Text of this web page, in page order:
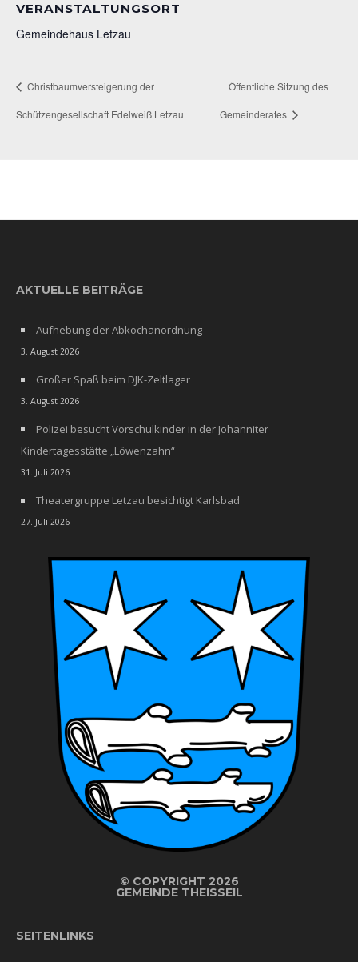
VERANSTALTUNGSORT
Gemeindehaus Letzau
Christbaumversteigerung der
Schützengesellschaft Edelweiß Letzau
Öffentliche Sitzung des
Gemeinderates
AKTUELLE BEITRÄGE
Aufhebung der Abkochanordnung
3. August 2026
Großer Spaß beim DJK-Zeltlager
3. August 2026
Polizei besucht Vorschulkinder in der Johanniter
Kindertagesstätte „Löwenzahn“
31. Juli 2026
Theatergruppe Letzau besichtigt Karlsbad
27. Juli 2026
© COPYRIGHT 2026
GEMEINDE THEISSEIL
SEITENLINKS